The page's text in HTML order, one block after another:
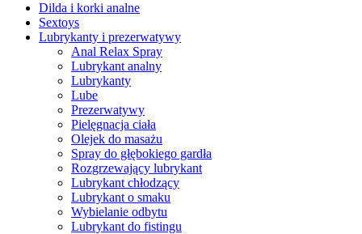
Dilda i korki analne
Sextoys
Lubrykanty i prezerwatywy
Anal Relax Spray
Lubrykant analny
Lubrykanty
Lube
Prezerwatywy
Pielęgnacja ciała
Olejek do masażu
Spray do głębokiego gardła
Rozgrzewający lubrykant
Lubrykant chłodzący
Lubrykant o smaku
Wybielanie odbytu
Lubrykant do fistingu